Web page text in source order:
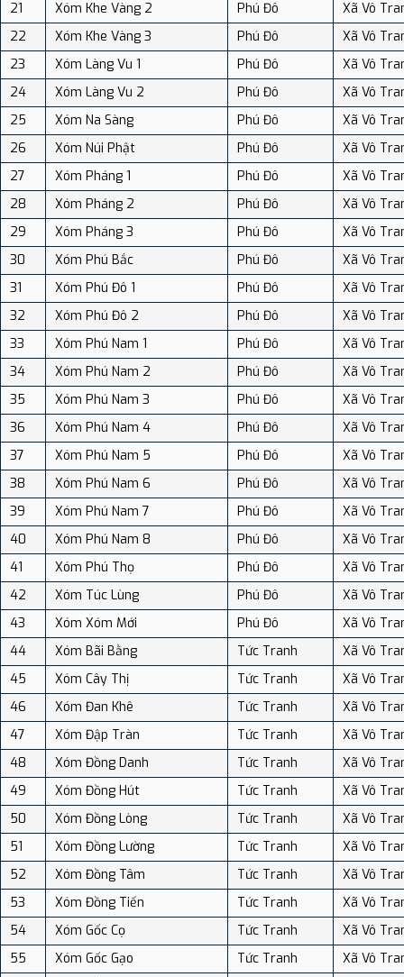
21 Xóm Khe Vàng 2 Phú Đô
Xã Vô
22
Xóm Khe Vàng 3 Phú Đô
Xã Vô
23
Xóm Làng Vu 1 Phú Đô
Xã Vô
24
Xóm Làng Vu 2 Phú Đô
Xã Vô
25
Xóm Na Sàng Phú Đô
Xã Vô
26
Xóm Núi Phật Phú Đô
Xã Vô
27
Xóm Pháng 1 Phú Đô
Xã Vô
28
Xóm Pháng 2 Phú Đô
Xã Vô
29
Xóm Pháng 3 Phú Đô
Xã Vô
30
Xóm Phú Bắc Phú Đô
Xã Vô
31
Xóm Phú Đô 1 Phú Đô
Xã Vô
32
Xóm Phú Đô 2 Phú Đô
Xã Vô
33
Xóm Phú Nam 1 Phú Đô
Xã Vô
34
Xóm Phú Nam 2 Phú Đô
Xã Vô
35
Xóm Phú Nam 3 Phú Đô
Xã Vô
36
Xóm Phú Nam 4 Phú Đô
Xã Vô
37
Xóm Phú Nam 5 Phú Đô
Xã Vô
38
Xóm Phú Nam 6 Phú Đô
Xã Vô
39
Xóm Phú Nam 7 Phú Đô
Xã Vô
40
Xóm Phú Nam 8 Phú Đô
Xã Vô
41
Xóm Phú Thọ Phú Đô
Xã Vô
42
Xóm Túc Lùng Phú Đô
Xã Vô
43
Xóm Xóm Mới Phú Đô
Xã Vô
44
Xóm Bãi Bằng Tức Tranh
Xã Vô
45
Xóm Cây Thị Tức Tranh
Xã Vô
46
Xóm Đan Khê Tức Tranh
Xã Vô
47
Xóm Đập Tràn Tức Tranh
Xã Vô
48
Xóm Đồng Danh Tức Tranh
Xã Vô
49
Xóm Đồng Hút Tức Tranh
Xã Vô
50
Xóm Đồng Lòng Tức Tranh
Xã Vô
51
Xóm Đồng Lường Tức Tranh
Xã Vô
52
Xóm Đồng Tâm Tức Tranh
Xã Vô
53
Xóm Đồng Tiến Tức Tranh
Xã Vô
54
Xóm Gốc Cọ Tức Tranh
Xã Vô
55
Xóm Gốc Gạo Tức Tranh
Xã Vô